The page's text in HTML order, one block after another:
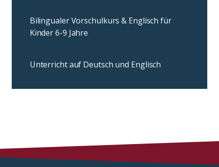
Bilingualer Vorschulkurs & Englisch für
Kinder 6-9 Jahre
Unterricht auf Deutsch und Englisch